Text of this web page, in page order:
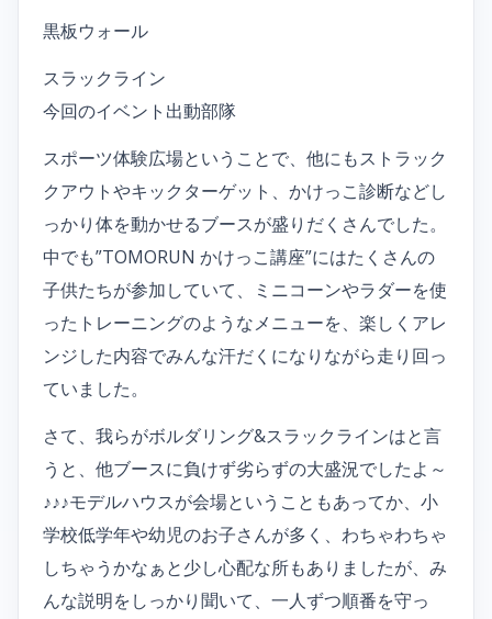
黒板ウォール
スラックライン
今回のイベント出動部隊
スポーツ体験広場ということで、他にもストラック
クアウトやキックターゲット、かけっこ診断などし
っかり体を動かせるブースが盛りだくさんでした。
中でも”TOMORUN かけっこ講座”にはたくさんの
子供たちが参加していて、ミニコーンやラダーを使
ったトレーニングのようなメニューを、楽しくアレ
ンジした内容でみんな汗だくになりながら走り回っ
ていました。
さて、我らがボルダリング&スラックラインはと言
うと、他ブースに負けず劣らずの大盛況でしたよ～
♪♪♪モデルハウスが会場ということもあってか、小
学校低学年や幼児のお子さんが多く、わちゃわちゃ
しちゃうかなぁと少し心配な所もありましたが、み
んな説明をしっかり聞いて、一人ずつ順番を守っ